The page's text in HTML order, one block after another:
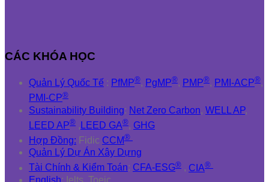
CÁC KHÓA HỌC
Quản Lý Quốc Tế : PfMP®, PgMP®, PMP®, PMI-ACP®,
PMI-CP®
Sustainability Building: Net Zero Carbon, WELL AP,
LEED AP® , LEED GA®, GHG
Hợp Đồng: Fidic CCM®
Quản Lý Dự Án Xây Dựng
Tài Chính & Kiểm Toán: CFA-ESG® , CIA®
English: Ielts, Toeic